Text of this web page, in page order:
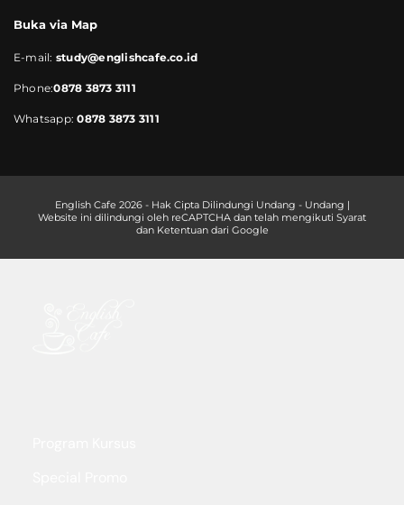
Buka via Map
E-mail: study@englishcafe.co.id
Phone:0878 3873 3111
Whatsapp:0878 3873 3111
English Cafe 2026 - Hak Cipta Dilindungi Undang - Undang |
Website ini dilindungi oleh reCAPTCHA dan telah mengikuti Syarat
dan Ketentuan dari Google